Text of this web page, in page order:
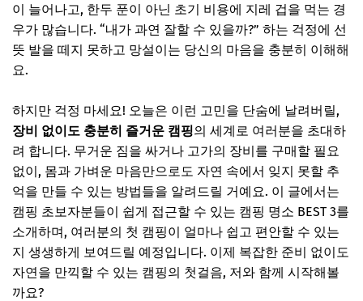
이 늘어나고, 한두 푼이 아닌 초기 비용에 지레 겁을 먹는 경
우가 많습니다. “내가 과연 잘할 수 있을까?” 하는 걱정에 선
뜻 발을 떼지 못하고 망설이는 당신의 마음을 충분히 이해해
요.
하지만 걱정 마세요! 오늘은 이런 고민을 단숨에 날려버릴,
장비 없이도 충분히 즐거운 캠핑의 세계로 여러분을 초대하
려 합니다. 무거운 짐을 싸거나 고가의 장비를 구매할 필요
없이, 몸과 가벼운 마음만으로도 자연 속에서 잊지 못할 추
억을 만들 수 있는 방법들을 알려드릴 거예요. 이 글에서는
캠핑 초보자분들이 쉽게 접근할 수 있는 캠핑 명소 BEST 3를
소개하며, 여러분의 첫 캠핑이 얼마나 쉽고 편안할 수 있는
지 생생하게 보여드릴 예정입니다. 이제 복잡한 준비 없이도
자연을 만끽할 수 있는 캠핑의 첫걸음, 저와 함께 시작해볼
까요?